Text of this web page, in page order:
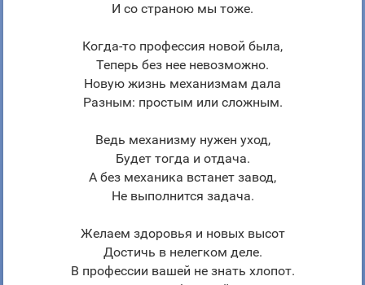
И со страною мы тоже.
Когда-то профессия новой была,
Теперь без нее невозможно.
Новую жизнь механизмам дала
Разным: простым или сложным.
Ведь механизму нужен уход,
Будет тогда и отдача.
А без механика встанет завод,
Не выполнится задача.
Желаем здоровья и новых высот
Достичь в нелегком деле.
В профессии вашей не знать хлопот.